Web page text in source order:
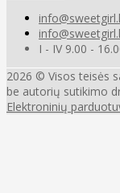
I - IV 9.00 -
2026 © Visos teisės
be autorių sutikimo
Elektroninių